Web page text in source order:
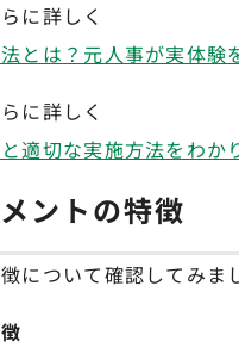
に詳しく
とは？元人事が実体験
に詳しく
適切な実施方法をわか
ントの特徴
について確認してみま